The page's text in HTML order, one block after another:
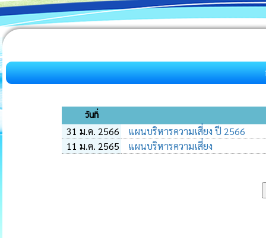
วันที่
31 ม.ค. 2566
แผนบริหารความเสี่ยง ปี 2566
11 ม.ค. 2565
แผนบริหารความเสี่ยง